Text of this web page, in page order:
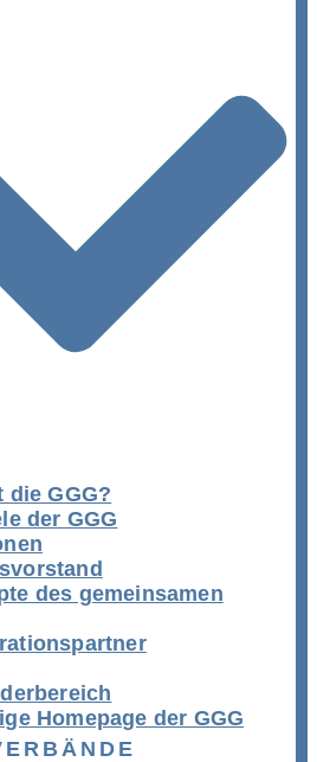
die GGG?
der GGG
des gemeinsamen
Homepage der GGG